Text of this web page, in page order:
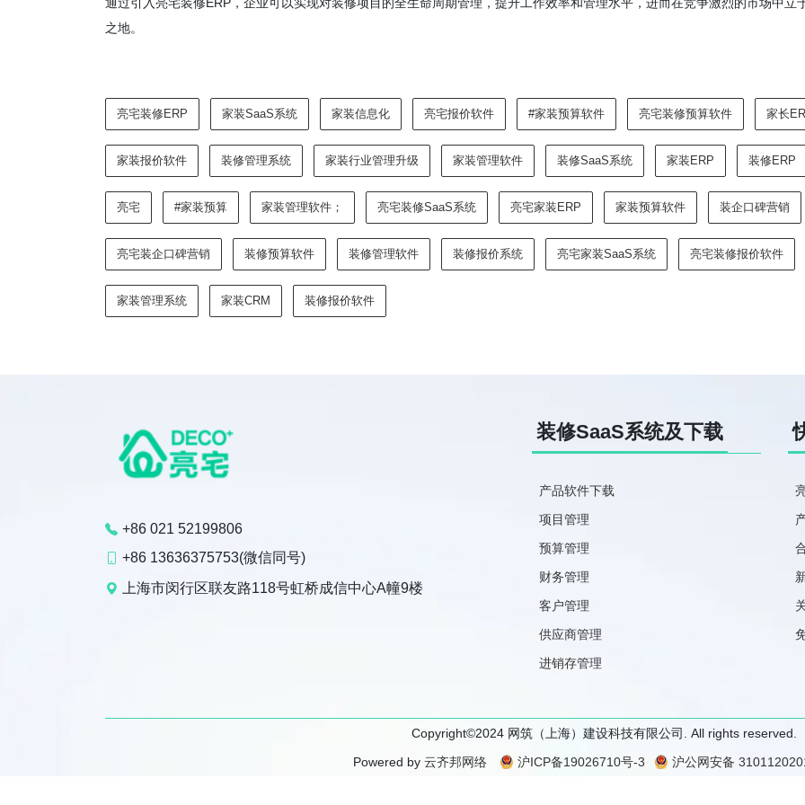
之地。
亮宅装修ERP 家装SaaS系统 家装信息化 亮宅报价软件 #家装预算软件 亮宅装修预算软件 家长
家装报价软件 装修管理系统 家装行业管理升级 家装管理软件 装修SaaS系统 家装ERP 装修ERP
亮宅 #家装预算 家装管理软件； 亮宅装修SaaS系统 亮宅家装ERP 家装预算软件 装企口碑营销
亮宅装企口碑营销 装修预算软件 装修管理软件 装修报价系统 亮宅家装SaaS系统 亮宅装修报价软件
家装管理系统 家装CRM 装修报价软件
+86 021 52199806
+86 13636375753(微信同号)
上海市闵行区联友路118号虹桥成信中心A幢9楼
装修SaaS系统及下载
产品软件下载
项目管理
预算管理
财务管理
客户管理
供应商管理
进销存管理
Copyright©2024 网筑（上海）建设科技有限公司. All rights reserved.
Powered by 云齐邦网络 沪ICP备19026710号-3 沪公网安备